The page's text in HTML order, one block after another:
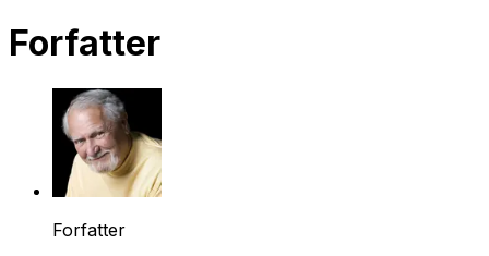
Forfatter
Forfatter